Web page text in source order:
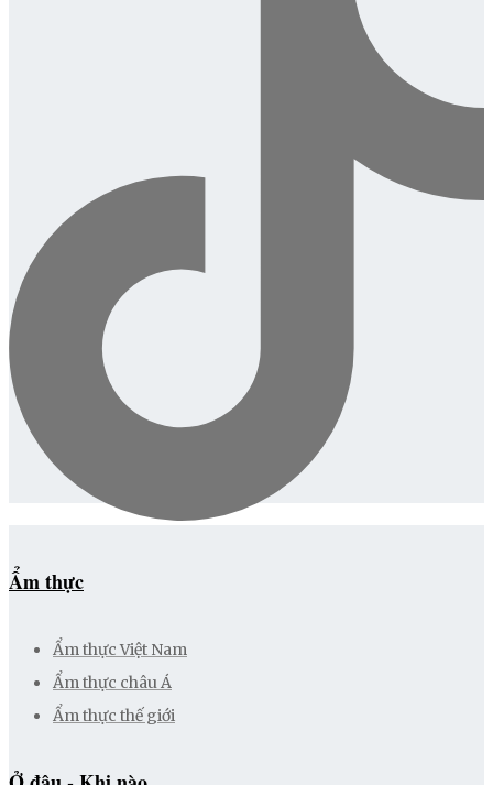
Ẩm thực
Ẩm thực Việt Nam
Ẩm thực châu Á
Ẩm thực thế giới